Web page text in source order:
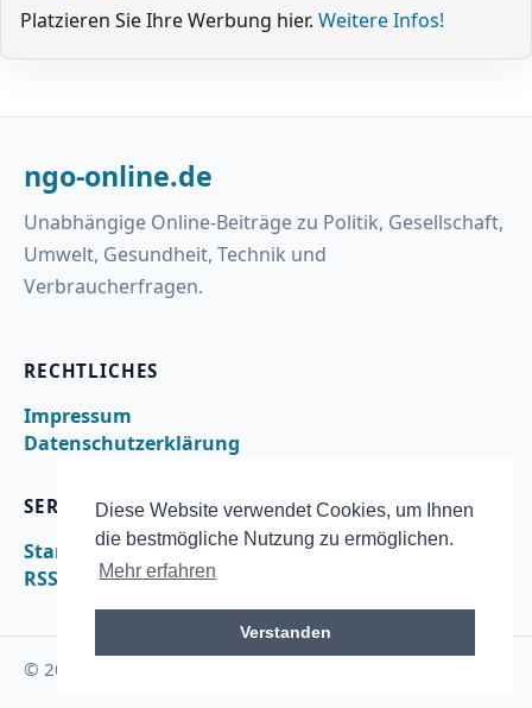
Diese Website verwendet Cookies, um Ihnen
die bestmögliche Nutzung zu ermöglichen.
Mehr erfahren
Verstanden
Platzieren Sie Ihre Werbung hier. Weitere Infos!
ngo-online.de
Unabhängige Online-Beiträge zu Politik, Gesellschaft,
Umwelt, Gesundheit, Technik und
Verbraucherfragen.
RECHTLICHES
Impressum
Datenschutzerklärung
SERVICE
Startseite
RSS
© 2026 ngo-online.de